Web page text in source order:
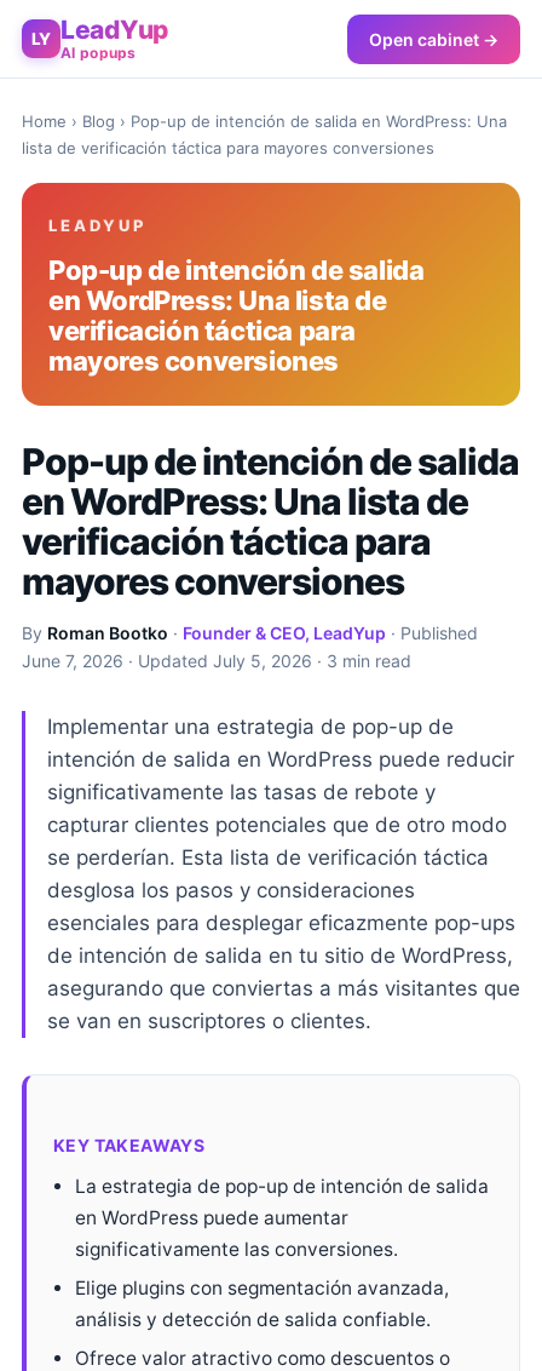
LY LeadYup
AI popups
Open cabinet →
Home › Blog › Pop-up de intención de salida en WordPress: Una
lista de verificación táctica para mayores conversiones
LEADYUP
Pop-up de intención de salida
en WordPress: Una lista de
verificación táctica para
mayores conversiones
Pop-up de intención de salida
en WordPress: Una lista de
verificación táctica para
mayores conversiones
By Roman Bootko · Founder & CEO, LeadYup · Published
June 7, 2026 · Updated July 5, 2026 · 3 min read
Implementar una estrategia de pop-up de
intención de salida en WordPress puede reducir
significativamente las tasas de rebote y
capturar clientes potenciales que de otro modo
se perderían. Esta lista de verificación táctica
desglosa los pasos y consideraciones
esenciales para desplegar eficazmente pop-ups
de intención de salida en tu sitio de WordPress,
asegurando que conviertas a más visitantes que
se van en suscriptores o clientes.
KEY TAKEAWAYS
La estrategia de pop-up de intención de salida
en WordPress puede aumentar
significativamente las conversiones.
Elige plugins con segmentación avanzada,
análisis y detección de salida confiable.
Ofrece valor atractivo como descuentos o